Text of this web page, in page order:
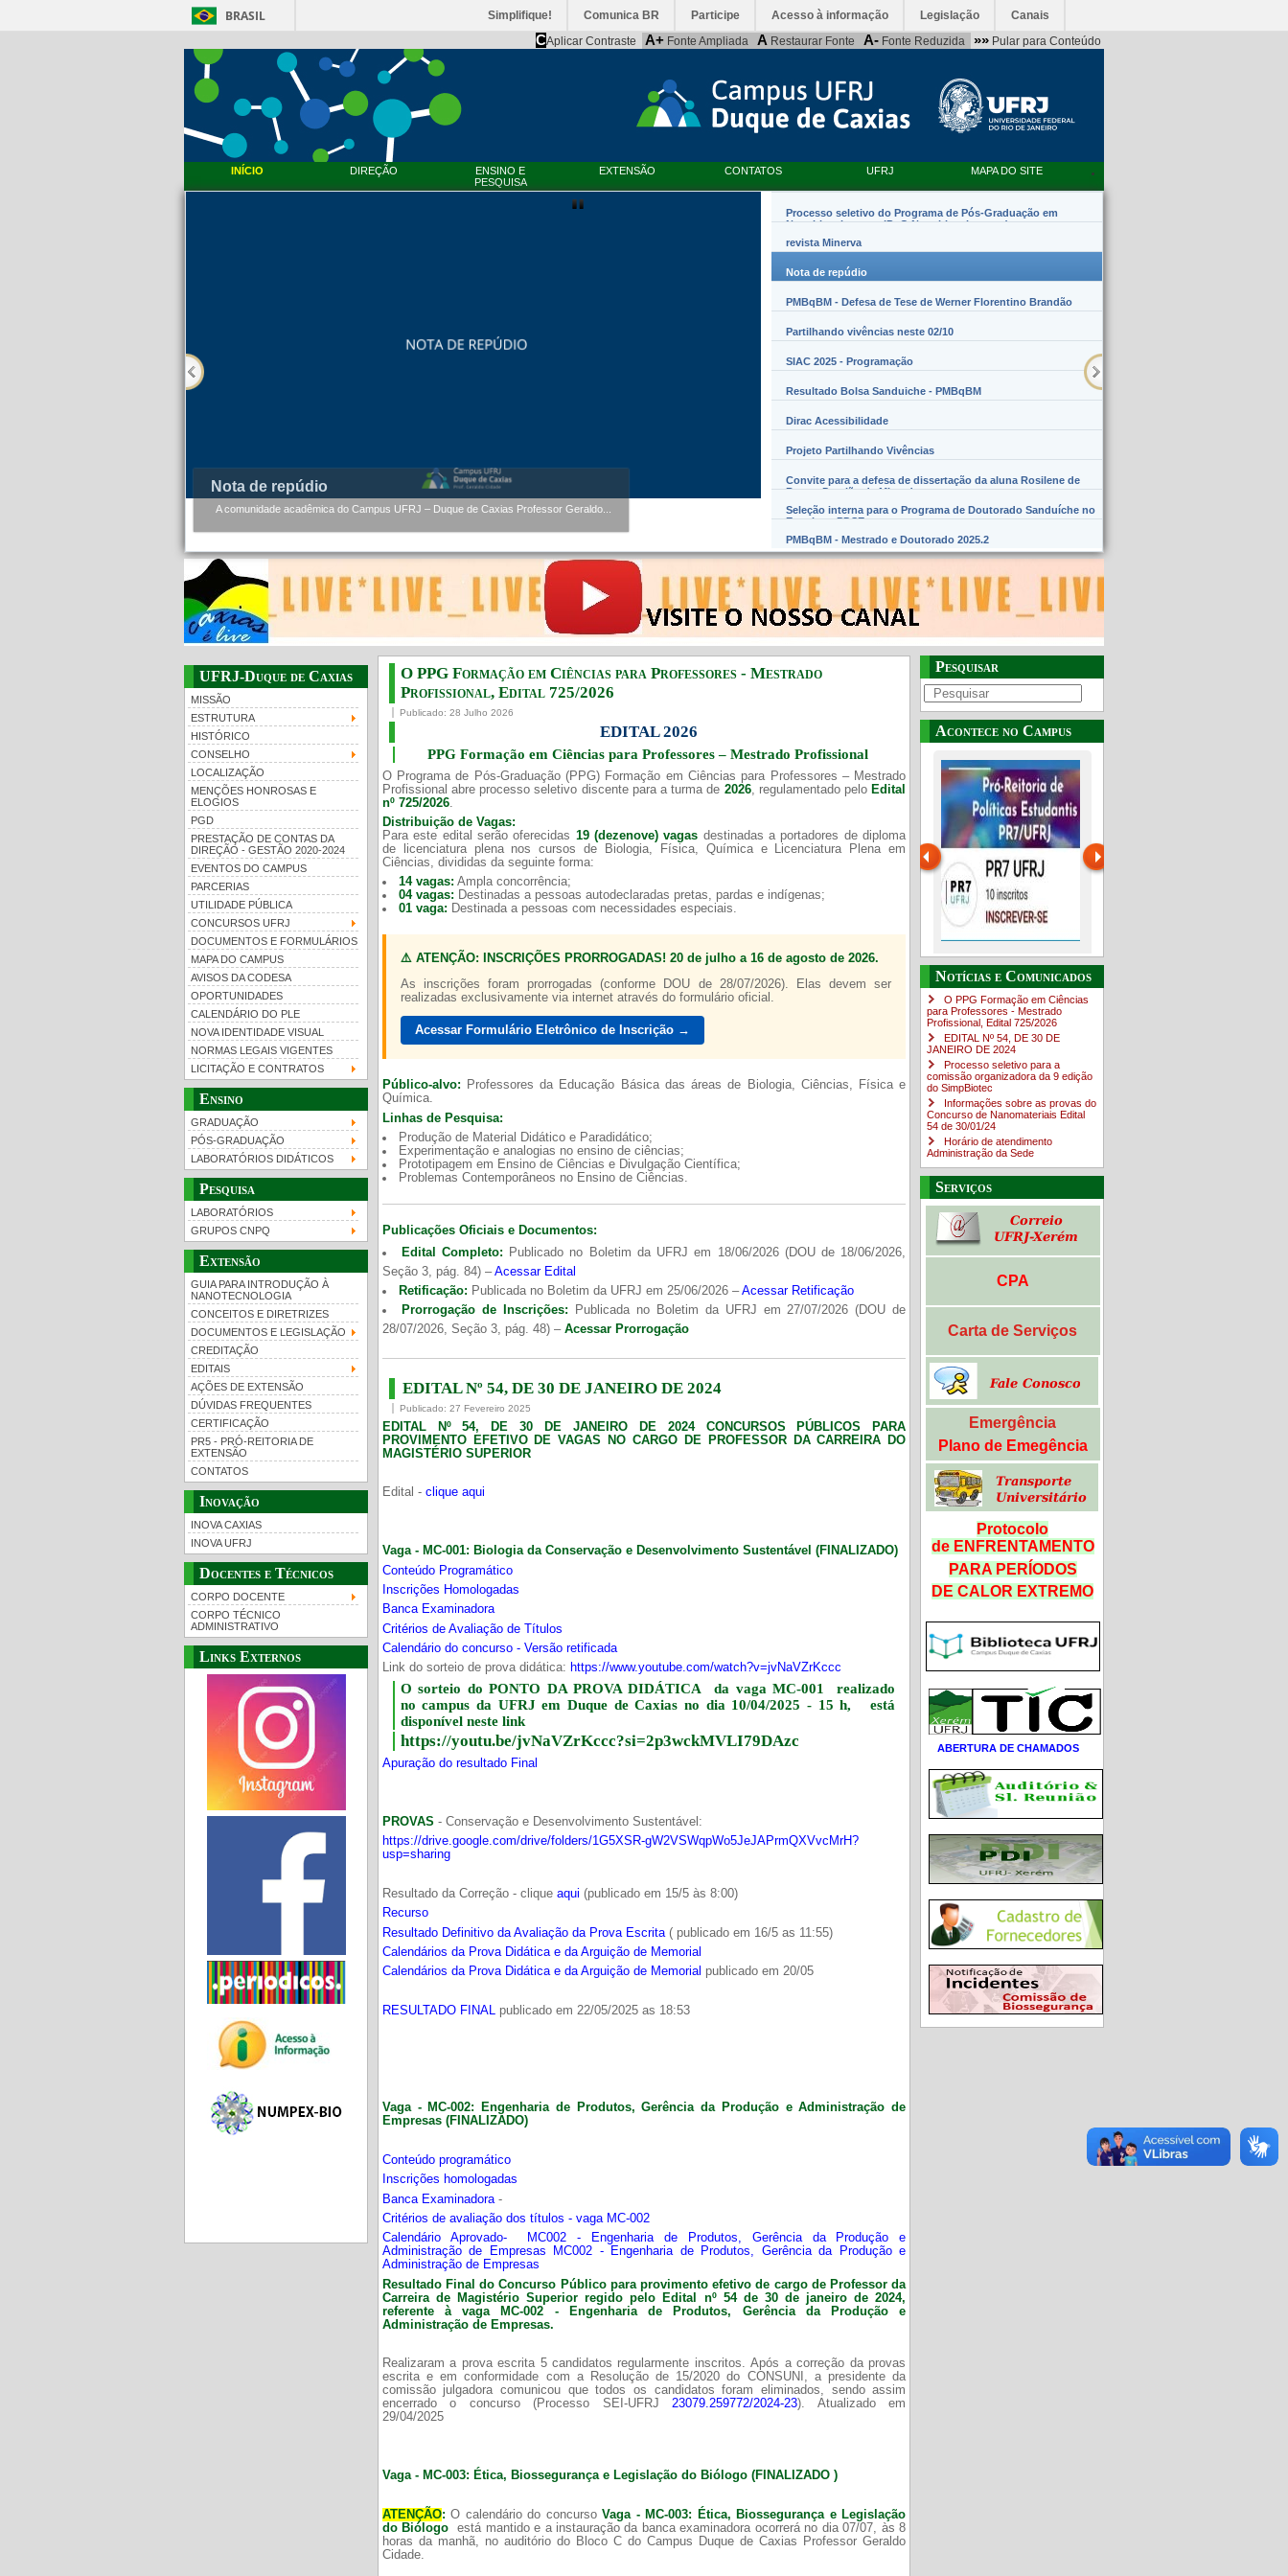
BRASIL Simplifique! Comunica BR Participe Acesso à informação Legislação Canais
CAplicar Contraste A+ Fonte Ampliada A Restaurar Fonte A- Fonte Reduzida »» Pular para Conteúdo
INÍCIO DIREÇÃO
ENSINO E
PESQUISA
EXTENSÃO CONTATOS UFRJ MAPA DO SITE
PMBqBM - Defesa de Tese de Werner Florentino Brandão
PMBqBM - Defesa de Doutorado - Werner Florentino Brandão A...
Processo seletivo do Programa de Pós-Graduação em
Nanobiossistemas (PpG Nanobiossistemas)
revista Minerva
Nota de repúdio
PMBqBM - Defesa de Tese de Werner Florentino Brandão
Partilhando vivências neste 02/10
SIAC 2025 - Programação
Resultado Bolsa Sanduiche - PMBqBM
Dirac Acessibilidade
Projeto Partilhando Vivências
Convite para a defesa de dissertação da aluna Rosilene de
Barros Damião de Miranda
Seleção interna para o Programa de Doutorado Sanduíche no
Exterior – PDSE
PMBqBM - Mestrado e Doutorado 2025.2
UFRJ-Duque de Caxias
MISSÃO
ESTRUTURA
HISTÓRICO
CONSELHO
LOCALIZAÇÃO
MENÇÕES HONROSAS E
ELOGIOS
PGD
PRESTAÇÃO DE CONTAS DA
DIREÇÃO - GESTÃO 2020-2024
EVENTOS DO CAMPUS
PARCERIAS
UTILIDADE PÚBLICA
CONCURSOS UFRJ
DOCUMENTOS E FORMULÁRIOS
MAPA DO CAMPUS
AVISOS DA CODESA
OPORTUNIDADES
CALENDÁRIO DO PLE
NOVA IDENTIDADE VISUAL
NORMAS LEGAIS VIGENTES
LICITAÇÃO E CONTRATOS
Ensino
GRADUAÇÃO
PÓS-GRADUAÇÃO
LABORATÓRIOS DIDÁTICOS
Pesquisa
LABORATÓRIOS
GRUPOS CNPQ
Extensão
GUIA PARA INTRODUÇÃO À
NANOTECNOLOGIA
CONCEITOS E DIRETRIZES
DOCUMENTOS E LEGISLAÇÃO
CREDITAÇÃO
EDITAIS
AÇÕES DE EXTENSÃO
DÚVIDAS FREQUENTES
CERTIFICAÇÃO
PR5 - PRÓ-REITORIA DE
EXTENSÃO
CONTATOS
Inovação
INOVA CAXIAS
INOVA UFRJ
Docentes e Técnicos
CORPO DOCENTE
CORPO TÉCNICO
ADMINISTRATIVO
Links Externos
O PPG Formação em Ciências para Professores - Mestrado
Profissional, Edital ​725/202​6
Publicado: 28 Julho 2026
EDITAL 2026
PPG Formação em Ciências para Professores – Mestrado Profissional
O Programa de Pós-Graduação (PPG) Formação em Ciências para Professores – Mestrado
Profissional abre processo seletivo discente para a turma de 2026, regulamentado pelo Edital
nº 725/2026.
Distribuição de Vagas:
Para este edital serão oferecidas 19 (dezenove) vagas destinadas a portadores de diploma
de licenciatura plena nos cursos de Biologia, Física, Química e Licenciatura Plena em
Ciências, divididas da seguinte forma:
14 vagas: Ampla concorrência;
04 vagas: Destinadas a pessoas autodeclaradas pretas, pardas e indígenas;
01 vaga: Destinada a pessoas com necessidades especiais.
⚠️ ATENÇÃO: INSCRIÇÕES PRORROGADAS! 20 de julho a 16 de agosto de 2026.
As inscrições foram prorrogadas (conforme DOU de 28/07/2026). Elas devem ser
realizadas exclusivamente via internet através do formulário oficial.
Acessar Formulário Eletrônico de Inscrição →
Público-alvo: Professores da Educação Básica das áreas de Biologia, Ciências, Física e
Química.
Linhas de Pesquisa:
Produção de Material Didático e Paradidático;
Experimentação e analogias no ensino de ciências;
Prototipagem em Ensino de Ciências e Divulgação Científica;
Problemas Contemporâneos no Ensino de Ciências.
Publicações Oficiais e Documentos:
Edital Completo: Publicado no Boletim da UFRJ em 18/06/2026 (DOU de 18/06/2026,
Seção 3, pág. 84) –Acessar Edital
Retificação: Publicada no Boletim da UFRJ em 25/06/2026 –Acessar Retificação
Prorrogação de Inscrições: Publicada no Boletim da UFRJ em 27/07/2026 (DOU de
28/07/2026, Seção 3, pág. 48) – Acessar Prorrogação
EDITAL Nº 54, DE 30 DE JANEIRO DE 2024
Publicado: 27 Fevereiro 2025
EDITAL Nº 54, DE 30 DE JANEIRO DE 2024 CONCURSOS PÚBLICOS PARA
PROVIMENTO EFETIVO DE VAGAS NO CARGO DE PROFESSOR DA CARREIRA DO
MAGISTÉRIO SUPERIOR
Edital - clique aqui
Vaga - MC-001: Biologia da Conservação e Desenvolvimento Sustentável (FINALIZADO)
Conteúdo Programático
Inscrições Homologadas
Banca Examinadora
Critérios de Avaliação de Títulos
Calendário do concurso - Versão retificada
Link do sorteio de prova didática: https://www.youtube.com/watch?v=jvNaVZrKccc
O sorteio do PONTO DA PROVA DIDÁTICA da vaga MC-001 realizado
no campus da UFRJ em Duque de Caxias no dia 10/04/2025 - 15 h, está
disponível neste link
https://youtu.be/jvNaVZrKccc?si=2p3wckMVLI79DAzc
Apuração do resultado Final
PROVAS - Conservação e Desenvolvimento Sustentável:
https://drive.google.com/drive/folders/1G5XSR-gW2VSWqpWo5JeJAPrmQXVvcMrH?
usp=sharing
Resultado da Correção - clique aqui (publicado em 15/5 às 8:00)
Recurso
Resultado Definitivo da Avaliação da Prova Escrita( publicado em 16/5 as 11:55)
Calendários da Prova Didática e da Arguição de Memorial
Calendários da Prova Didática e da Arguição de Memorial publicado em 20/05
RESULTADO FINAL publicado em 22/05/2025 as 18:53
Vaga - MC-002: Engenharia de Produtos, Gerência da Produção e Administração de
Empresas (FINALIZADO)
Conteúdo programático
Inscrições homologadas
Banca Examinadora -
Critérios de avaliação dos títulos - vaga MC-002
Calendário Aprovado- MC002 - Engenharia de Produtos, Gerência da Produção e
Administração de Empresas MC002 - Engenharia de Produtos, Gerência da Produção e
Administração de Empresas
Resultado Final do Concurso Público para provimento efetivo de cargo de Professor da
Carreira de
Magistério Superior regido pelo Edital nº 54 de 30 de janeiro de 2024,
referente à vaga MC-002 -
Engenharia de Produtos, Gerência da Produção e
Administração de Empresas.
Realizaram a prova escrita 5 candidatos regularmente inscritos. Após a correção da provas
escrita e em conformidade com a Resolução de 15/2020 do CONSUNI, a presidente da
comissão julgadora comunicou que todos os candidatos foram eliminados, sendo assim
encerrado o concurso (Processo SEI-UFRJ23079.259772/2024-23). Atualizado em
29/04/2025
Vaga - MC-003: Ética, Biossegurança e Legislação do Biólogo (FINALIZADO )
ATENÇÃO: O calendário do concursoVaga - MC-003: Ética, Biossegurança e Legislação
do Biólogo
está mantido e a instauração da banca examinadora ocorrerá no dia 07/07, às 8
horas da manhã, no auditório do Bloco C do Campus Duque de Caxias Professor Geraldo
Cidade.
Pesquisar
Acontece no Campus
Guia de boas práticas
UFRJ 100 anos Notícias e Comunicados
O PPG Formação em Ciências
para Professores - Mestrado
Profissional, Edital ​725/202​6
EDITAL Nº 54, DE 30 DE
JANEIRO DE 2024
Processo seletivo para a
comissão organizadora da 9 edição
do SimpBiotec
Informações sobre as provas do
Concurso de Nanomateriais Edital
54 de 30/01/24
Horário de atendimento
Administração da Sede
Serviços
CPA
Carta de Serviços
Emergência
Plano de Emegência
Protocolo
de ENFRENTAMENTO
PARA PERÍODOS
DE CALOR EXTREMO
ABERTURA DE CHAMADOS